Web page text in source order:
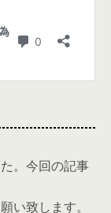
。今回の記事
い致します。